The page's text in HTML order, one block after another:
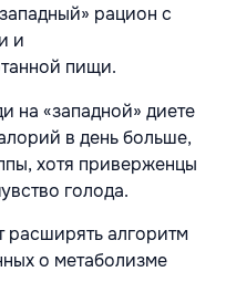
рацион с
и
пищи.
на «западной» диете
в день больше,
хотя приверженцы
голода.
алгоритм
о метаболизме